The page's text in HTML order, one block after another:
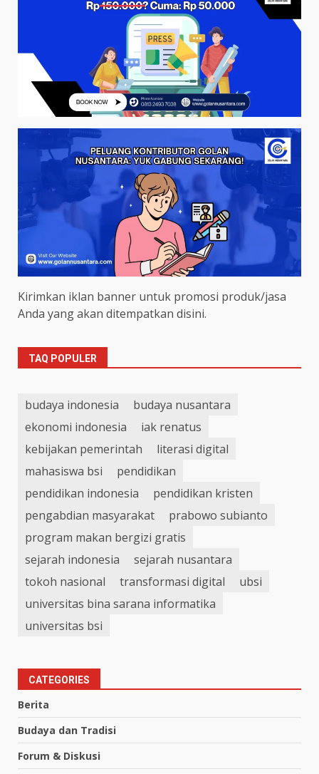
Kirimkan iklan banner untuk promosi produk/jasa
Anda yang akan ditempatkan disini.
TAQ POPULER
budaya indonesia
budaya nusantara
ekonomi indonesia
iak renatus
kebijakan pemerintah
literasi digital
mahasiswa bsi
pendidikan
pendidikan indonesia
pendidikan kristen
pengabdian masyarakat
prabowo subianto
program makan bergizi gratis
sejarah indonesia
sejarah nusantara
tokoh nasional
transformasi digital
ubsi
universitas bina sarana informatika
universitas bsi
CATEGORIES
Berita
Budaya dan Tradisi
Forum & Diskusi